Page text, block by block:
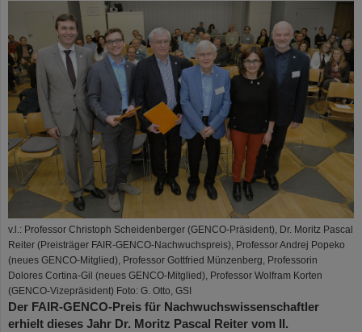
v.l.: Professor Christoph Scheidenberger (GENCO-Präsident), Dr. Moritz Pascal
Reiter (Preisträger FAIR-GENCO-Nachwuchspreis), Professor Andrej Popeko
(neues GENCO-Mitglied), Professor Gottfried Münzenberg, Professorin
Dolores Cortina-Gil (neues GENCO-Mitglied), Professor Wolfram Korten
(GENCO-Vizepräsident) Foto: G. Otto, GSI
Der FAIR-GENCO-Preis für Nachwuchswissenschaftler
erhielt dieses Jahr Dr. Moritz Pascal Reiter vom II.